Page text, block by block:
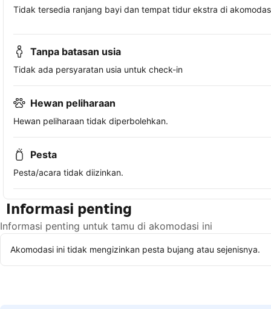
Tidak tersedia ranjang bayi dan tempat tidur ekstra di
Tanpa batasan usia
Tidak ada persyaratan usia untuk check-in
Hewan peliharaan
Hewan peliharaan tidak diperbolehkan.
Pesta
Pesta/acara tidak diizinkan.
Informasi penting
Informasi penting untuk tamu di akomodasi ini
Akomodasi ini tidak mengizinkan pesta bujang atau sejenisnya.